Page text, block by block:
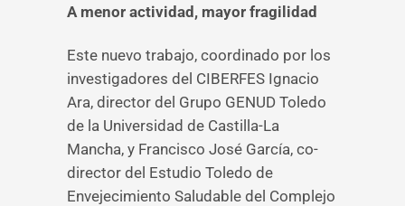
A menor actividad, mayor fragilidad
Este nuevo trabajo, coordinado por los
investigadores del CIBERFES Ignacio
Ara, director del Grupo GENUD Toledo
de la Universidad de Castilla-La
Mancha, y Francisco José García, co-
director del Estudio Toledo de
Envejecimiento Saludable del Complejo